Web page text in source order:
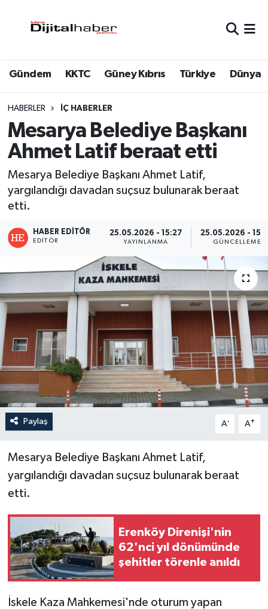
Gündem KKTC Güney Kıbrıs Türkiye Dünya
HABERLER İÇ HABERLER
Mesarya Belediye Başkanı
Ahmet Latif beraat etti
Mesarya Belediye Başkanı Ahmet Latif,
yargılandığı davadan suçsuz bulunarak beraat
etti.
HABER EDITÖR
EDITÖR
25.05.2026 - 15:27
YAYINLANMA
25.05.2026 -
GÜNCELLEME
Paylaş A- A+
Mesarya Belediye Başkanı Ahmet Latif,
yargılandığı davadan suçsuz bulunarak beraat
etti.
Erenköy Direnişi'nin
62'nci yıl dönümünde
şehitler törenle anıldı
İskele Kaza Mahkemesi'nde oturum yapan
Trafik Durumu
Süper Lig Puan Durumu ve Fikstür
Tüm Manşetler
Haber Arşivi